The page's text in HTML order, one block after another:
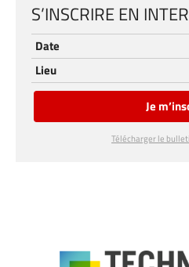
S’INSCRIRE EN INTER
Date
Lieu
Je
Télécharger le